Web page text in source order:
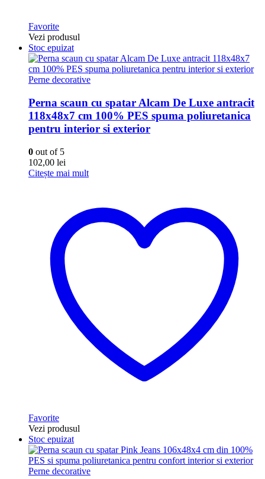
Favorite
Vezi produsul
Stoc epuizat
Perne decorative
Perna scaun cu spatar Alcam De Luxe antracit
118x48x7 cm 100% PES spuma poliuretanica
pentru interior si exterior
0 out of 5
102,00 lei
Citește mai mult
Favorite
Vezi produsul
Stoc epuizat
Perne decorative